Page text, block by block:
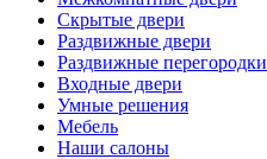
Скрытые двери
Раздвижные двери
Раздвижные перегородки
Входные двери
Умные решения
Мебель
Наши салоны